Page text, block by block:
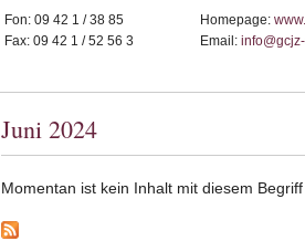
Fon: 09 42 1 / 38 85
Fax: 09 42 1 / 52 56 3
Homepage:
Email:
Juni 2024
Momentan ist kein Inhalt mit diesem Begriff